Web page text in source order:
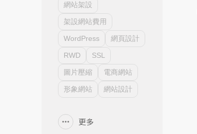
網站架設
架設網站費用
WordPress 網頁設計
RWD SSL
圖片壓縮 電商網站
形象網站 網站設計
更多